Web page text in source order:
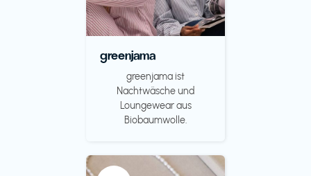
greenjama
greenjama ist
Nachtwäsche und
Loungewear aus
Biobaumwolle.